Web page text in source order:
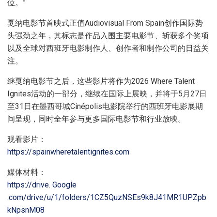
位。”
戛纳电影节首映式正值Audiovisual From Spain创作国际势
头强劲之年，其标志是作品入围主要电影节、斩获多个奖项
以及全球对西班牙电影制作人、创作者和制作公司的日益关
注。
继戛纳电影节之后，这些影片将作为2026 Where Talent
Ignites活动的一部分，继续在国际上展映，并将于5月27日
至31日在墨西哥城Cinépolis电影院举行的西班牙电影展期
间呈现，同时全年参与更多国际电影节和行业放映。
观看影片：
https://spainwheretalentignites.com
媒体材料：
https://drive. Google
.com/drive/u/1/folders/1CZ5QuzNSEs9k8J41MR1UPZpb
kNpsnM08